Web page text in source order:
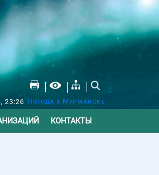
23:26 Погода в Мурманске
КОНТАКТЫ